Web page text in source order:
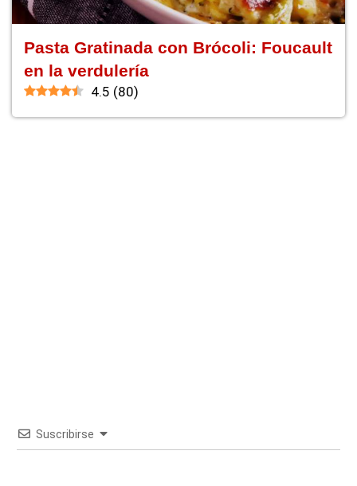
Pasta Gratinada con Brócoli: Foucault
en la verdulería
4.5 (80)
Suscribirse